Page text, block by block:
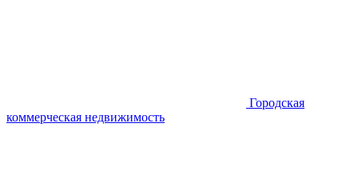
Городская
коммерческая недвижимость